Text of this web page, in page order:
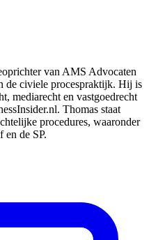
van AMS Advocaten
de civiele procespraktijk. Hij is
mediarecht en vastgoedrecht
Thomas staat
procedures, waaronder
en de SP.